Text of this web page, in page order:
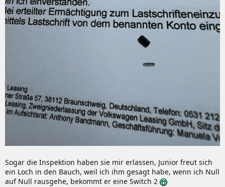
Sogar die Inspektion haben sie mir erlassen, Junior freut sich
ein Loch in den Bauch, weil ich ihm gesagt habe, wenn ich Null
auf Null rausgehe, bekommt er eine Switch 2